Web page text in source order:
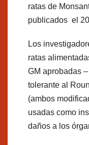
ratas de
publicados el
Los
ratas
GM aprobadas
tolerante al
(ambos
usadas como
daños a los